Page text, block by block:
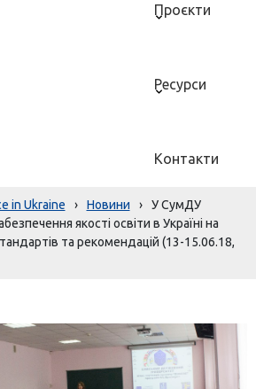
Проєкти
Ресурси
Контакти
in Ukraine › Новини ›
У СумДУ
якості освіти в Україні на
та рекомендацій (13-15.06.18,